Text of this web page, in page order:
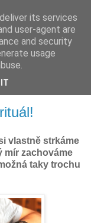
něco o světě
vlastně strkáme
mír zachováme
taky trochu
its services
user-agent are
and security
usage